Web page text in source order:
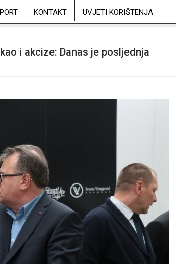
KONTAKT UVJETI KORIŠTENJA
i akcize: Danas je posljednja